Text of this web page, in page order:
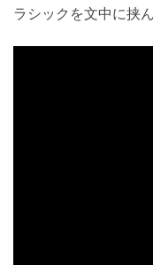
ラシックを文中に挟